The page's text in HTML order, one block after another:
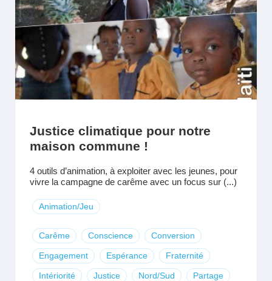
Justice climatique pour notre
maison commune !
4 outils d’animation, à exploiter avec les jeunes, pour
vivre la campagne de carême avec un focus sur (...)
Animation/Jeu
Carême Conscience Conversion
Engagement Espérance Fraternité
Intériorité Justice Nord/Sud Partage